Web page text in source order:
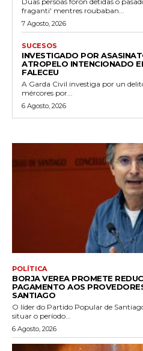
fraganti' mentres roubaban...
7 Agosto, 2026
SUCESOS
INVESTIGADO POR
ATROPELO INTENCIONADO
FALECEU
A Garda Civil investiga por un
mércores por...
6 Agosto, 2026
POLÍTICA
BORJA VEREA PROMETE
PAGAMENTO AOS
SANTIAGO
O líder do Partido Popular de
situar o período...
6 Agosto, 2026